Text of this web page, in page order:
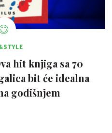
hit knjiga sa 70
bit će idealna
godišnjem